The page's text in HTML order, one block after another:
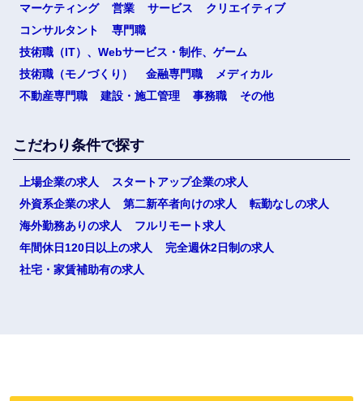
マーケティング
営業 サービス
クリエイティブ
コンサルタント
専門職
技術職（IT）、Webサービス・制作、ゲーム
技術職（モノづくり）
金融専門職
メディカル
不動産専門職
建設・施工管理 事務職 その他
こだわり条件で探す
上場企業の求人
スタートアップ企業の求人
外資系企業の求人
第二新卒者向けの求人
転勤なしの求人
海外勤務ありの求人
フルリモート求人
年間休日120日以上の求人
完全週休2日制の求人
社宅・家賃補助有の求人